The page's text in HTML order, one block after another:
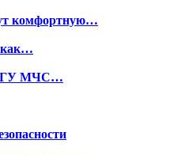
комфортную…
ГУ МЧС…